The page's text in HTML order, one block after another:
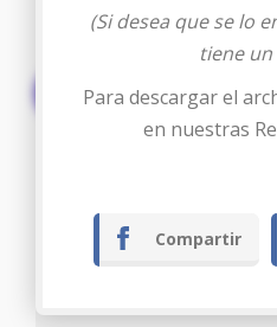
Descargar
(Si desea que se lo
tiene
Para descargar el
en nuestras
Compartir